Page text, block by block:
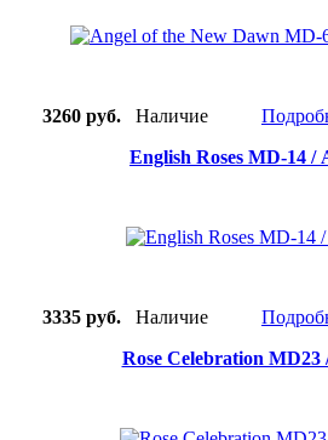
3260 руб. Наличие
English Roses MD-14 /
3335 руб. Наличие
Rose Celebration MD23